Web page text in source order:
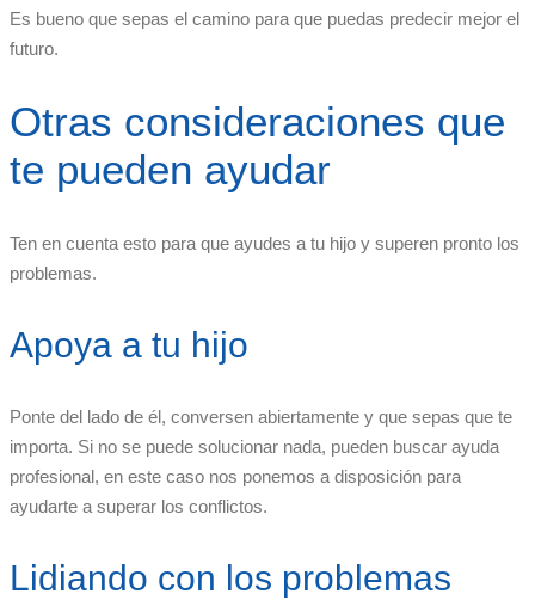
Es bueno que sepas el camino para que puedas predecir mejor el
futuro.
Otras consideraciones que
te pueden ayudar
Ten en cuenta esto para que ayudes a tu hijo y superen pronto los
problemas.
Apoya a tu hijo
Ponte del lado de él, conversen abiertamente y que sepas que te
importa. Si no se puede solucionar nada, pueden buscar ayuda
profesional, en este caso nos ponemos a disposición para
ayudarte a superar los conflictos.
Lidiando con los problemas